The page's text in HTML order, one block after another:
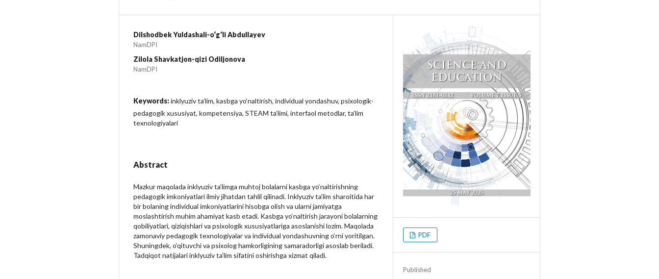
Dilshodbek Yuldashali-o‘g‘li Abdullayev
NamDPI
Zilola Shavkatjon-qizi Odiljonova
NamDPI
Keywords:inklyuziv ta’lim, kasbga yo‘naltirish, individual yondashuv, psixologik-
pedagogik xususiyat, kompetensiya, STEAM ta’limi, interfaol metodlar, ta’lim
texnologiyalari
Abstract
Mazkur maqolada inklyuziv ta’limga muhtoj bolalarni kasbga yo‘naltirishning
pedagogik imkoniyatlari ilmiy jihatdan tahlil qilinadi. Inklyuziv ta’lim sharoitida har
bir bolaning individual imkoniyatlarini hisobga olish va ularni jamiyatga
moslashtirish muhim ahamiyat kasb etadi. Kasbga yo‘naltirish jarayoni bolalarning
qobiliyatlari, qiziqishlari va psixologik xususiyatlariga asoslanishi lozim. Maqolada
zamonaviy pedagogik texnologiyalar va individual yondashuvning o‘rni yoritilgan.
Shuningdek, o‘qituvchi va psixolog hamkorligining samaradorligi asoslab beriladi.
Tadqiqot natijalari inklyuziv ta’lim sifatini oshirishga xizmat qiladi.
PDF
Published